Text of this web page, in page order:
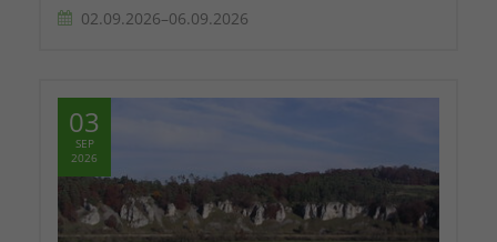
02.09.2026–06.09.2026
03
SEP
2026